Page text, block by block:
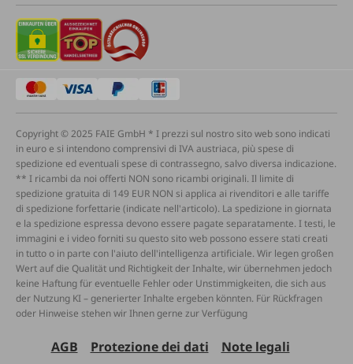
Copyright © 2025 FAIE GmbH * I prezzi sul nostro sito web sono indicati
in euro e si intendono comprensivi di IVA austriaca, più spese di
spedizione ed eventuali spese di contrassegno, salvo diversa indicazione.
** I ricambi da noi offerti NON sono ricambi originali. Il limite di
spedizione gratuita di 149 EUR NON si applica ai rivenditori e alle tariffe
di spedizione forfettarie (indicate nell'articolo). La spedizione in giornata
e la spedizione espressa devono essere pagate separatamente. I testi, le
immagini e i video forniti su questo sito web possono essere stati creati
in tutto o in parte con l'aiuto dell'intelligenza artificiale. Wir legen großen
Wert auf die Qualität und Richtigkeit der Inhalte, wir übernehmen jedoch
keine Haftung für eventuelle Fehler oder Unstimmigkeiten, die sich aus
der Nutzung KI – generierter Inhalte ergeben könnten. Für Rückfragen
oder Hinweise stehen wir Ihnen gerne zur Verfügung
AGB Protezione dei dati Note legali